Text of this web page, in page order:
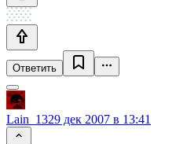
Ответить
Lain_1329 дек 2007 в 13:41